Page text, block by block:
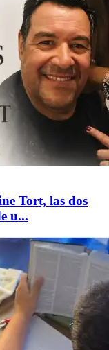
Tort, las dos
u...